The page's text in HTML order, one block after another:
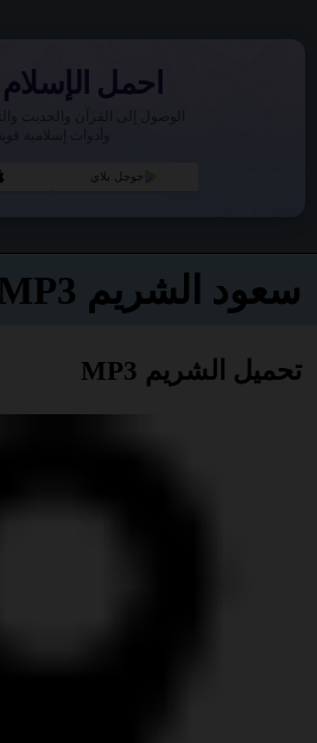
احمل
الوصول إلى القرآن والحديث
وأدوات إسلامية
جوجل بلاي
سعود الشريم MP3
تحميل الشريم MP3